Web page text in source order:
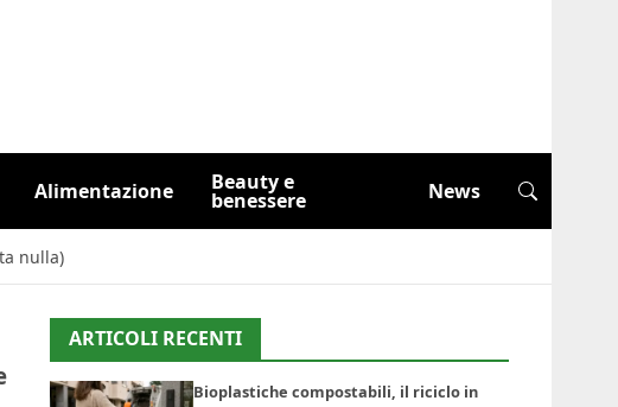
Alimentazione Beauty e
benessere News
nulla)
ARTICOLI RECENTI
Bioplastiche compostabili, il riciclo in